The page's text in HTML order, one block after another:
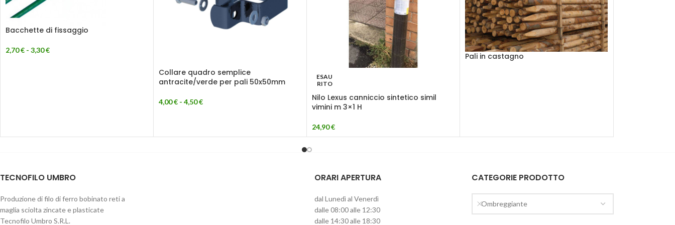
Bacchette di fissaggio
2,70€ - 3,30€
Collare quadro semplice
antracite/verde per pali 50x50mm
4,00€ - 4,50€
ESAU
RITO
Nilo Lexus canniccio sintetico simil
vimini m 3×1 H
24,90€
Pali in castagno
TECNOFILO UMBRO
Produzione di filo di ferro bobinato reti a
maglia sciolta zincate e plasticate
Tecnofilo Umbro S.R.L.
ORARI APERTURA
dal Lunedì al Venerdì
dalle 08:00 alle 12:30
dalle 14:30 alle 18:30
CATEGORIE PRODOTTO
Ombreggiante